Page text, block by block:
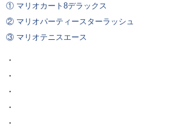
① マリオカート8デラックス
② マリオパーティースターラッシュ
③ マリオテニスエース
・
・
・
・
・